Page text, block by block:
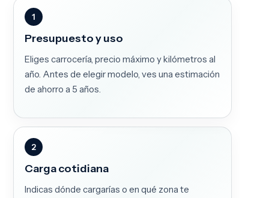
1
Presupuesto y uso
Eliges carrocería, precio máximo y kilómetros al
año. Antes de elegir modelo, ves una estimación
de ahorro a 5 años.
2
Carga cotidiana
Indicas dónde cargarías o en qué zona te